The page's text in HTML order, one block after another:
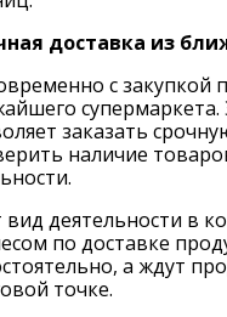
доставка из
с закупкой
заказать
наличие
вид деятельности в
по доставке
а ждут
точке.